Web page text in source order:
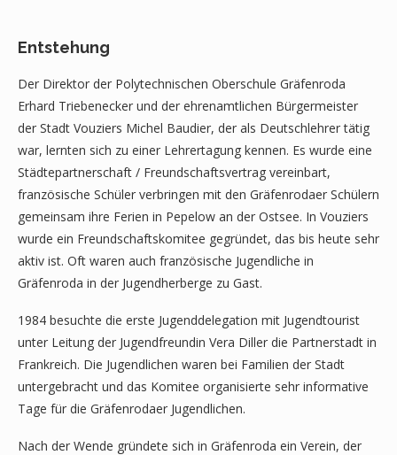
Entstehung
Der Direktor der Polytechnischen Oberschule Gräfenroda
Erhard Triebenecker und der ehrenamtlichen Bürgermeister
der Stadt Vouziers Michel Baudier, der als Deutschlehrer tätig
war, lernten sich zu einer Lehrertagung kennen. Es wurde eine
Städtepartnerschaft / Freundschaftsvertrag vereinbart,
französische Schüler verbringen mit den Gräfenrodaer Schülern
gemeinsam ihre Ferien in Pepelow an der Ostsee. In Vouziers
wurde ein Freundschaftskomitee gegründet, das bis heute sehr
aktiv ist. Oft waren auch französische Jugendliche in
Gräfenroda in der Jugendherberge zu Gast.
1984 besuchte die erste Jugenddelegation mit Jugendtourist
unter Leitung der Jugendfreundin Vera Diller die Partnerstadt in
Frankreich. Die Jugendlichen waren bei Familien der Stadt
untergebracht und das Komitee organisierte sehr informative
Tage für die Gräfenrodaer Jugendlichen.
Nach der Wende gründete sich in Gräfenroda ein Verein, der